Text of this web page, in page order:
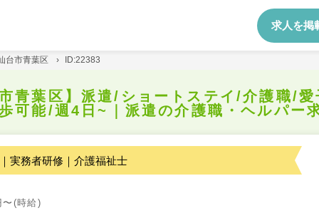
求人を掲
台市青葉区 › ID:22383
市青葉区】派遣/ショートステイ/介護職/
可能/週4日~｜派遣の介護職・ヘルパー
実務者研修｜介護福祉士
〜(時給)